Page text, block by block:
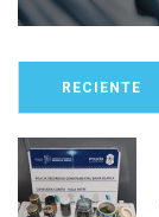
RECIENTE